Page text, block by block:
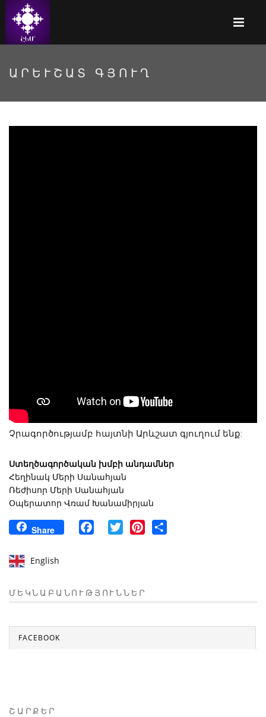
ԱՐԵՒՇԱՏ ԳՅՈՒՂ
Չրագործությամբ հայտնի Արևշատ գյուղում ենք:
Ստեղծագործական խմբի անդամներ
Հեղինակ Մերի Սանահյան
Ռեժիսոր Մերի Սանահյան
Օպերատոր Վռամ Խանամիրյան
Share FacebookTwitter Pinterest
English
ՄԵԿՆԱԲԱՆՈՒԹՅՈՒՆՆԵՐ
FACEBOOK
ՇԱՐՔԵՐ